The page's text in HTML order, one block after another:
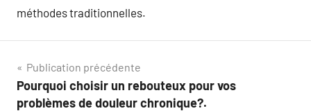
méthodes traditionnelles.
Navigation
de
Publication précédente
Pourquoi choisir un rebouteux pour vos
problèmes de douleur chronique?.